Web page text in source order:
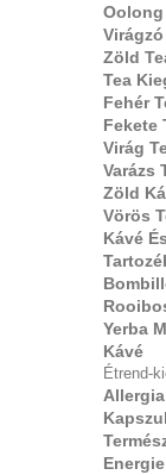
Oolong
Virágzó
Zöld
Tea
Fehér
Fekete
Virág
Varázs
Zöld
Vörös
Kávé
Yerba
Kávé
Étrend-
Energie